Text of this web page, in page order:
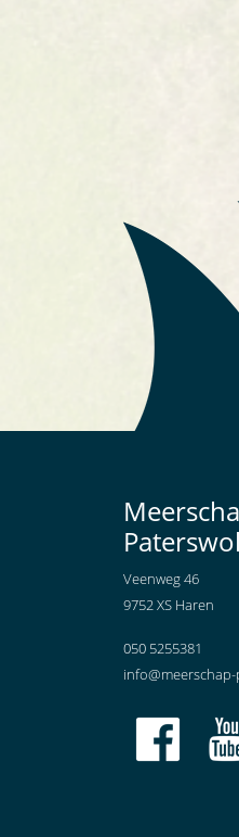
Veenweg 46
9752 XS Haren
050 5255381